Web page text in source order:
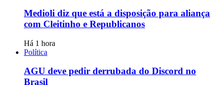
Medioli diz que está a disposição para aliança
com Cleitinho e Republicanos
Há 1 hora
Política
AGU deve pedir derrubada do Discord no
Brasil